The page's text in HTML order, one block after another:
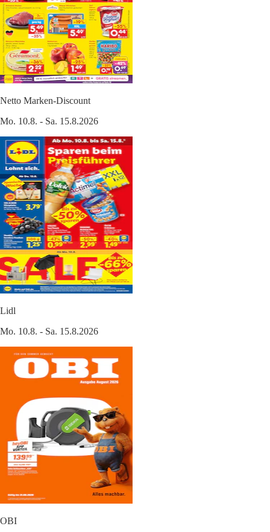
Netto Marken-Discount
Mo. 10.8. - Sa. 15.8.2026
Lidl
Mo. 10.8. - Sa. 15.8.2026
OBI